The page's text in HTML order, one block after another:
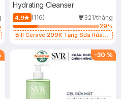
Hydrating Cleanser
4.9 (116)
321/tháng
29%
Bill Cerave 299K Tặng Sữa Rửa
-30 %